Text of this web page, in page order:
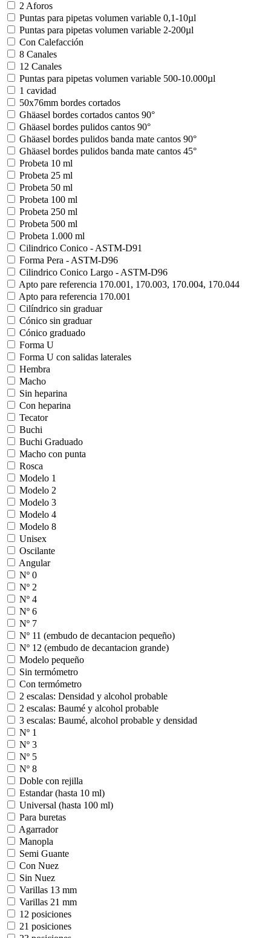
2 Aforos
Puntas para pipetas volumen variable 0,1-10µl
Puntas para pipetas volumen variable 2-200µl
Con Calefacción
8 Canales
12 Canales
Puntas para pipetas volumen variable 500-10.000µl
1 cavidad
50x76mm bordes cortados
Ghäasel bordes cortados cantos 90°
Ghäasel bordes pulidos cantos 90°
Ghäasel bordes pulidos banda mate cantos 90°
Ghäasel bordes pulidos banda mate cantos 45°
Probeta 10 ml
Probeta 25 ml
Probeta 50 ml
Probeta 100 ml
Probeta 250 ml
Probeta 500 ml
Probeta 1.000 ml
Cilindrico Conico - ASTM-D91
Forma Pera - ASTM-D96
Cilindrico Conico Largo - ASTM-D96
Apto pare referencia 170.001, 170.003, 170.004, 170.044
Apto para referencia 170.001
Cilíndrico sin graduar
Cónico sin graduar
Cónico graduado
Forma U
Forma U con salidas laterales
Hembra
Macho
Sin heparina
Con heparina
Tecator
Buchi
Buchi Graduado
Macho con punta
Rosca
Modelo 1
Modelo 2
Modelo 3
Modelo 4
Modelo 8
Unisex
Oscilante
Angular
Nº 0
Nº 2
Nº 4
Nº 6
Nº 7
Nº 11 (embudo de decantacion pequeño)
Nº 12 (embudo de decantacion grande)
Modelo pequeño
Sin termómetro
Con termómetro
2 escalas: Densidad y alcohol probable
2 escalas: Baumé y alcohol probable
3 escalas: Baumé, alcohol probable y densidad
Nº 1
Nº 3
Nº 5
Nº 8
Doble con rejilla
Estandar (hasta 10 ml)
Universal (hasta 100 ml)
Para buretas
Agarrador
Manopla
Semi Guante
Con Nuez
Sin Nuez
Varillas 13 mm
Varillas 21 mm
12 posiciones
21 posiciones